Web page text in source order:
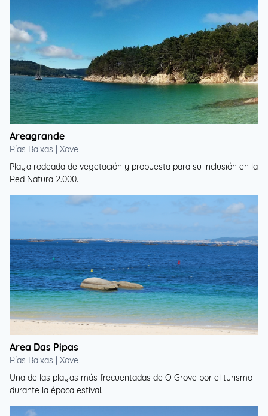
Areagrande
Rías Baixas | Xove
Playa rodeada de vegetación y propuesta para su inclusión en la
Red Natura 2.000.
Area Das Pipas
Rías Baixas | Xove
Una de las playas más frecuentadas de O Grove por el turismo
durante la época estival.